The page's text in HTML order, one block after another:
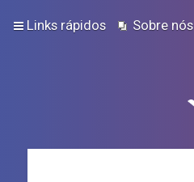
Links rápidos Sobre nós